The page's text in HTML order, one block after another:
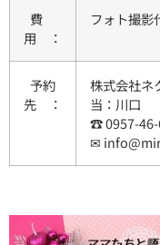
費
用 ：
フォト撮影
予約
先 ：
株式会社
当：川口
☎ 0957-46-
✉